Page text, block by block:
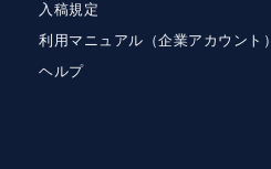
入稿規定
利用マニュアル（企業アカウント）
ヘルプ